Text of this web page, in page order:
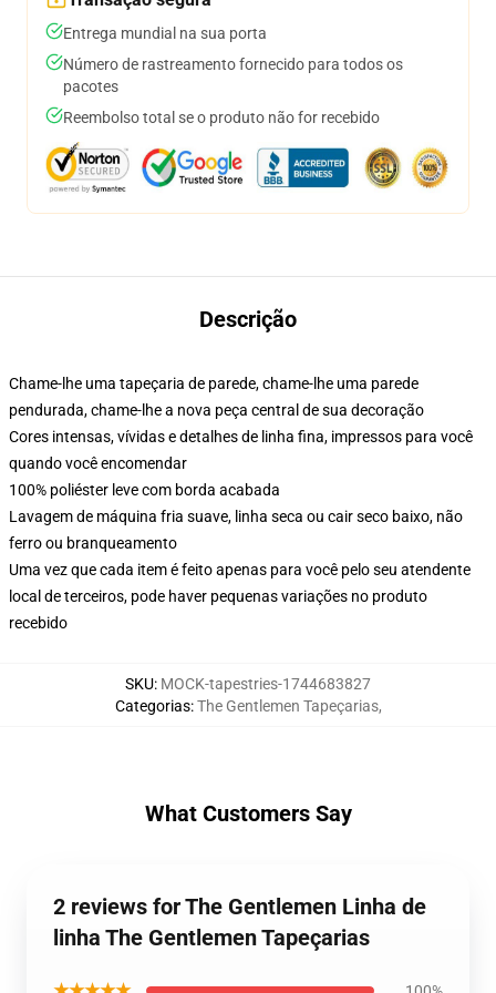
Entrega mundial na sua porta
Número de rastreamento fornecido para todos os
pacotes
Reembolso total se o produto não for recebido
Descrição
Chame-lhe uma tapeçaria de parede, chame-lhe uma parede
pendurada, chame-lhe a nova peça central de sua decoração
Cores intensas, vívidas e detalhes de linha fina, impressos para você
quando você encomendar
100% poliéster leve com borda acabada
Lavagem de máquina fria suave, linha seca ou cair seco baixo, não
ferro ou branqueamento
Uma vez que cada item é feito apenas para você pelo seu atendente
local de terceiros, pode haver pequenas variações no produto
recebido
SKU: MOCK-tapestries-1744683827
Categorias:The Gentlemen Tapeçarias,
What Customers Say
2 reviews for The Gentlemen Linha de
linha The Gentlemen Tapeçarias